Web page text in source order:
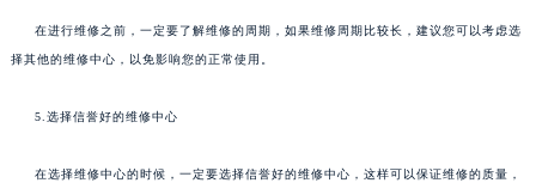
在进行维修之前，一定要了解维修的周期，如果维修周期比较长，建议您可以考虑选
择其他的维修中心，以免影响您的正常使用。
5.选择信誉好的维修中心
在选择维修中心的时候，一定要选择信誉好的维修中心，这样可以保证维修的质量，